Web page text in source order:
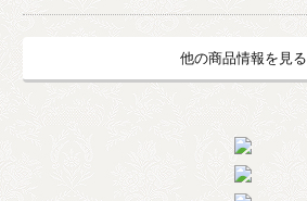
他の商品情報を見る